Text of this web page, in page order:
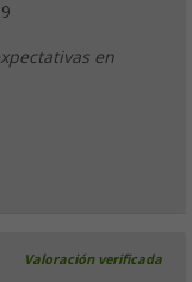
en
Valoración verificada